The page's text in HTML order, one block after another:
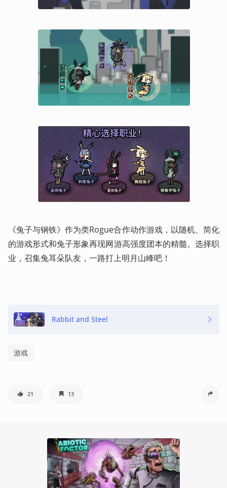
《兔子与钢铁》作为类Rogue合作动作游戏，以随机、简化
的游戏形式和兔子形象再现网游高强度团本的精髓。选择职
业，召集兔耳朵队友，一路打上明月山峰吧！
Rabbit and Steel
游戏
21 13